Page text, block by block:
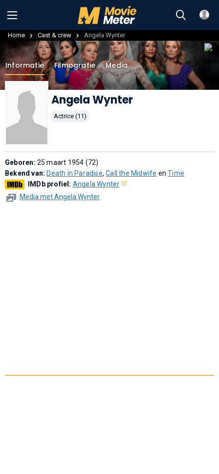
Home Cast & crew Angela Wynter
Informatie Filmografie Media
Angela Wynter
Actrice (11)
Geboren: 25 maart 1954 (72)
Bekend van: Death in Paradise,Call the Midwife enTime
IMDb profiel: Angela Wynter
Media met Angela Wynter